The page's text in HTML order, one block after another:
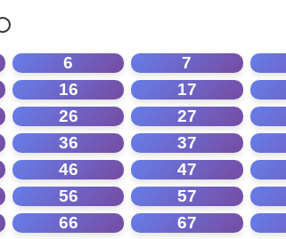
6 7
16 17
26 27
36 37
46 47
56 57
66 67